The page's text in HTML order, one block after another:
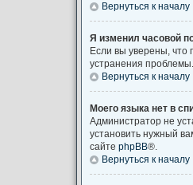
Вернуться к началу
Я изменил часовой
Если вы уверены, что
устранения проблемы.
Вернуться к началу
Моего языка нет в
Администратор не
установить нужный
сайте phpBB®.
Вернуться к началу